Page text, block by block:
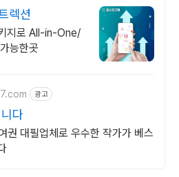
렉션
지로 All-in-One/
능한곳
광고
다
권 대필업체로 우수한 작가가 베스